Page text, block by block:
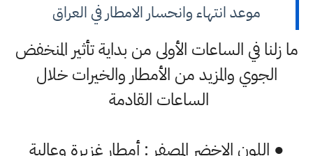
موعد انتهاء وانحسار الامطار في العراق
ما زلنا في الساعات الأولى من بداية تأثير المنخفض
الجوي والمزيد من الأمطار والخيرات خلال
الساعات القادمة
● اللون الاخضر المصفر : أمطار غزيرة وعالية